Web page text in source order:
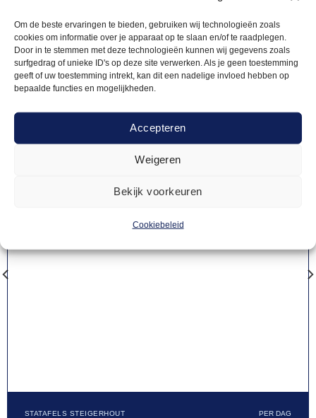
Om de beste ervaringen te bieden, gebruiken wij technologieën zoals
cookies om informatie over je apparaat op te slaan en/of te raadplegen.
Door in te stemmen met deze technologieën kunnen wij gegevens zoals
surfgedrag of unieke ID's op deze site verwerken. Als je geen toestemming
geeft of uw toestemming intrekt, kan dit een nadelige invloed hebben op
bepaalde functies en mogelijkheden.
Accepteren
Weigeren
Bekijk voorkeuren
Cookiebeleid
producten
STATAFELS STEIGERHOUT